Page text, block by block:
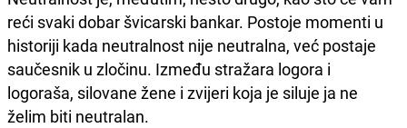
reći svaki dobar švicarski bankar. Postoje momenti u
historiji kada neutralnost nije neutralna, već postaje
saučesnik u zločinu. Između stražara logora i
logoraša, silovane žene i zvijeri koja je siluje ja ne
želim biti neutralan.